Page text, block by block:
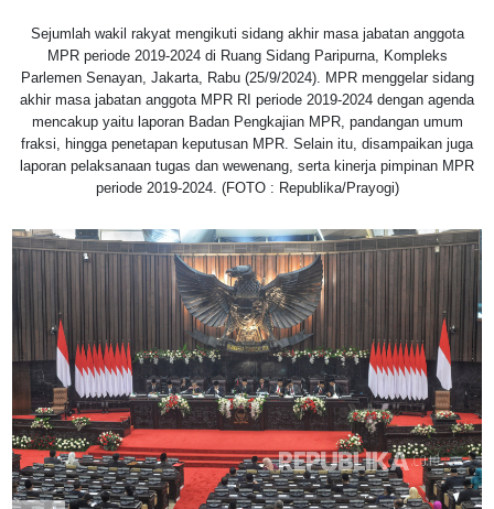
Sejumlah wakil rakyat mengikuti sidang akhir masa jabatan anggota
MPR periode 2019-2024 di Ruang Sidang Paripurna, Kompleks
Parlemen Senayan, Jakarta, Rabu (25/9/2024). MPR menggelar sidang
akhir masa jabatan anggota MPR RI periode 2019-2024 dengan agenda
mencakup yaitu laporan Badan Pengkajian MPR, pandangan umum
fraksi, hingga penetapan keputusan MPR. Selain itu, disampaikan juga
laporan pelaksanaan tugas dan wewenang, serta kinerja pimpinan MPR
periode 2019-2024. (FOTO : Republika/Prayogi)